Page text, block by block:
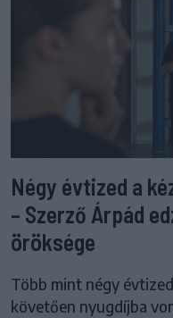
Négy évtized a
– Szerző Árpád
öröksége
Több mint négy
követően nyugdíjba